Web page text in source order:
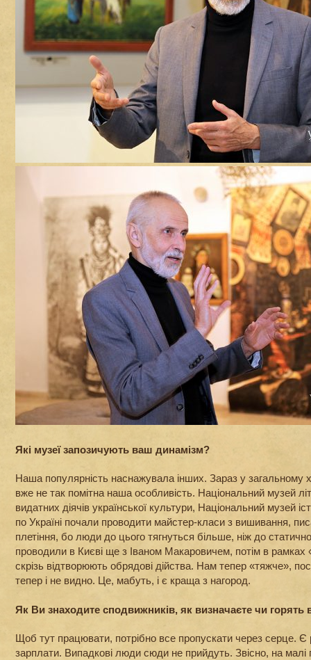
Які музеї запозичують ваш динамізм?
Наша популярність наснажувала інших. Зараз у загальному
вже не так помітна наша особливість. Національний музей
видатних діячів української культури, Національний музей
по Україні почали проводити майстер-класи з вишивання,
плетіння, бо люди до цього тягнуться більше, ніж до
проводили в Києві ще з Іваном Макаровичем, потім в рамках
скрізь відтворюють обрядові дійства. Нам тепер «тяжче»,
тепер і не видно. Це, мабуть, і є краща з нагород.
Як Ви знаходите сподвижників, як визначаєте чи горять
Щоб тут працювати, потрібно все пропускати через серце. Є
зарплати. Випадкові люди сюди не прийдуть. Звісно, на малі